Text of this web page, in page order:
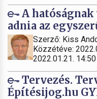
A
adnia az
Szerző: Kiss
Közzétéve:
2022.01.21. 14:50
Tervezés.
Építésijog.hu